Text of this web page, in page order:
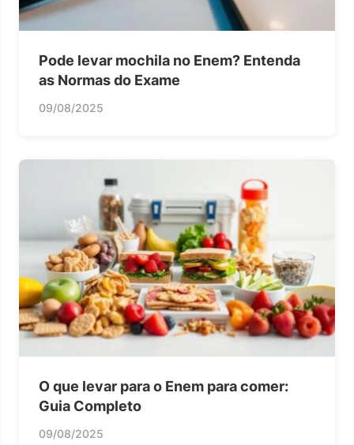
Pode levar mochila no Enem? Entenda
as Normas do Exame
09/08/2025
O que levar para o Enem para comer:
Guia Completo
09/08/2025